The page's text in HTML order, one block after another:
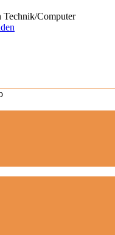
Technik/Computer